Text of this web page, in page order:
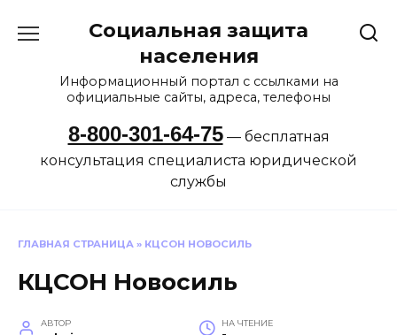
Социальная защита
населения
Информационный портал с ссылками на
официальные сайты, адреса, телефоны
8-800-301-64-75— бесплатная
консультация специалиста юридической
службы
ГЛАВНАЯ СТРАНИЦА » КЦСОН НОВОСИЛЬ
КЦСОН Новосиль
АВТОР НА ЧТЕНИЕ